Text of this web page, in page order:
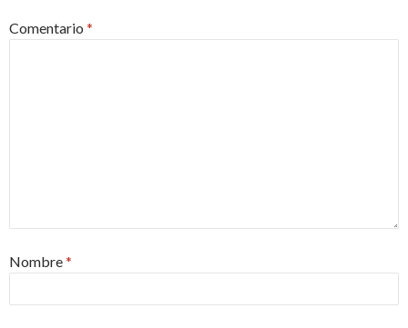
Comentario *
Nombre*